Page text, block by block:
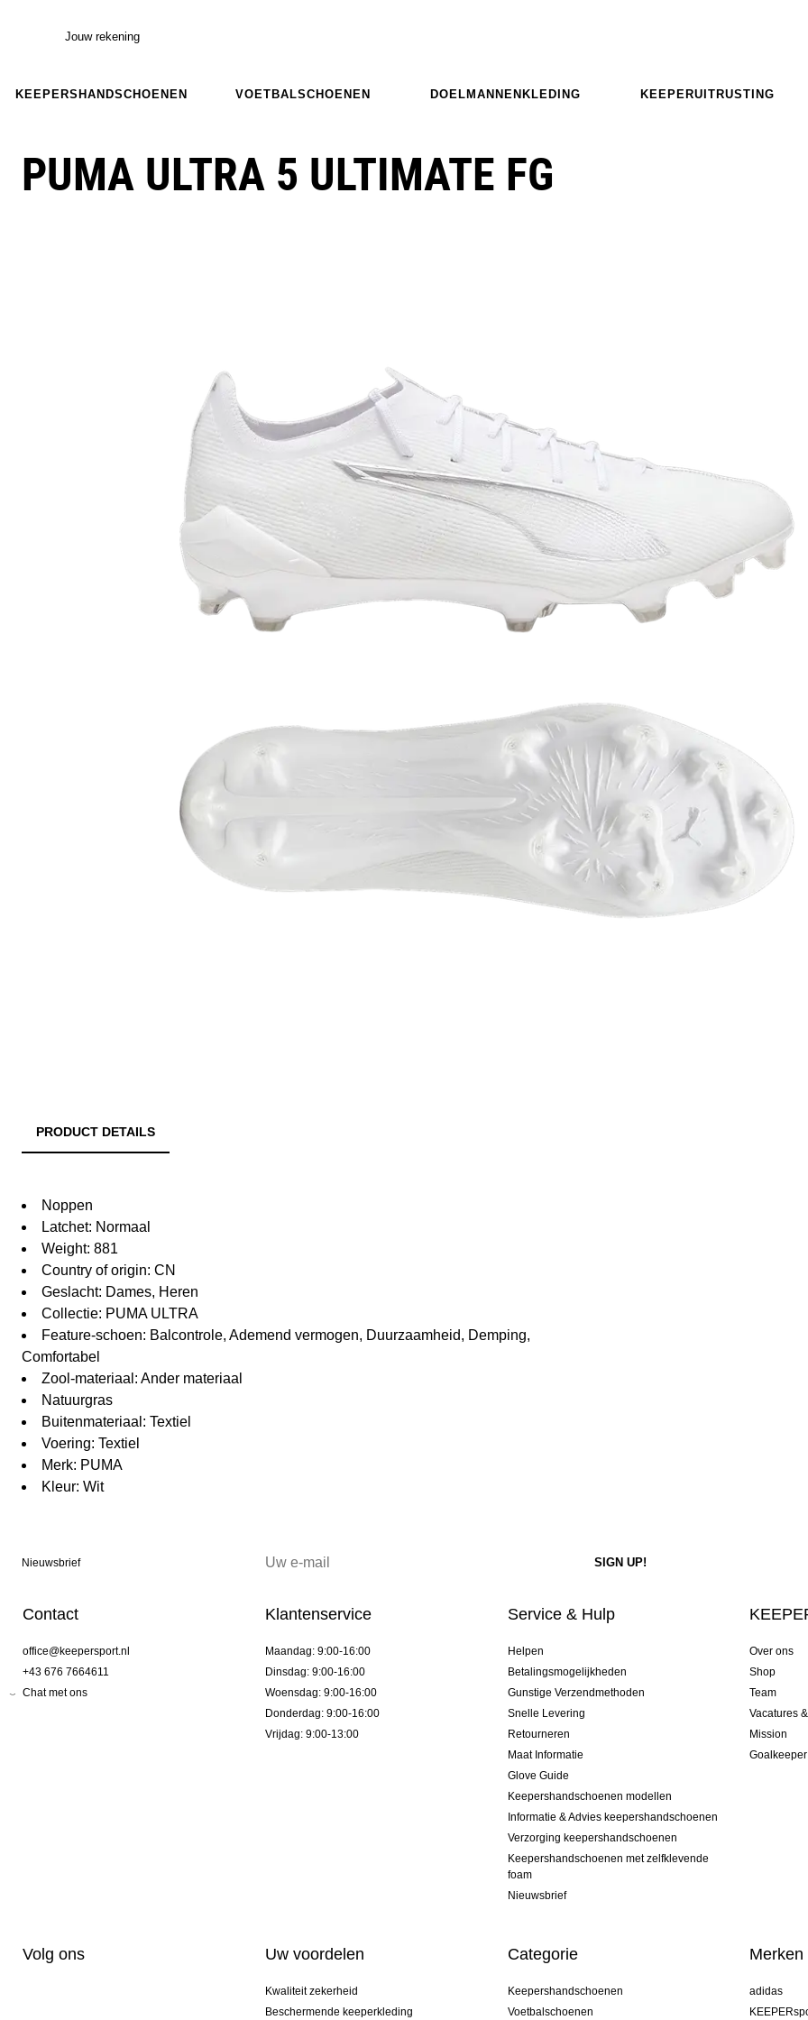
Jouw rekening
KEEPERSHANDSCHOENEN VOETBALSCHOENEN DOELMANNENKLEDING KEEPERUITRUSTING
PUMA ULTRA 5 ULTIMATE FG
PRODUCT DETAILS
Noppen
Latchet: Normaal
Weight: 881
Country of origin: CN
Geslacht: Dames, Heren
Collectie: PUMA ULTRA
Feature-schoen: Balcontrole, Ademend vermogen, Duurzaamheid, Demping,
Comfortabel
Zool-materiaal: Ander materiaal
Natuurgras
Buitenmateriaal: Textiel
Voering: Textiel
Merk: PUMA
Kleur: Wit
Nieuwsbrief
Contact
office@keepersport.nl
+43 676 7664611
Chat met ons
Klantenservice
Maandag: 9:00-16:00
Dinsdag: 9:00-16:00
Woensdag: 9:00-16:00
Donderdag: 9:00-16:00
Vrijdag: 9:00-13:00
Service & Hulp
Helpen
Betalingsmogelijkheden
Gunstige Verzendmethoden
Snelle Levering
Retourneren
Maat Informatie
Glove Guide
Keepershandschoenen modellen
Informatie & Advies keepershandschoenen
Verzorging keepershandschoenen
Keepershandschoenen met zelfklevende
foam
Nieuwsbrief
Over ons
Shop
Team
Vacatures
Mission
Volg ons Uw voordelen
Kwaliteit zekerheid
Beschermende keeperkleding
Categorie
Keepershandschoenen
Voetbalschoenen
Merken
adidas